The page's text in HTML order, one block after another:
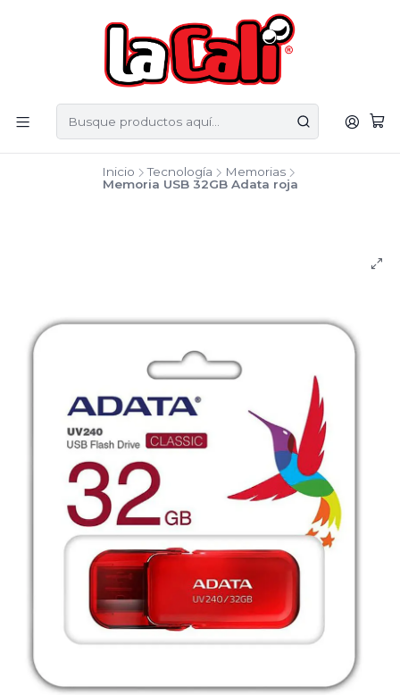
Inicio Tecnología
Memorias
Memoria USB 32GB Adata roja